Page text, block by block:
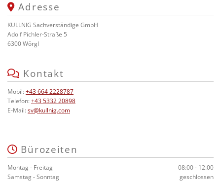
 Adresse
KULLNIG Sachverständige GmbH
Adolf Pichler-Straße 5
6300 Wörgl
 Kontakt
Mobil: +43 664 2228787
Telefon: +43 5332 20898
E-Mail: sv@kullnig.com
 Bürozeiten
Montag - Freitag
08:00 - 12:00
Samstag - Sonntag
geschlossen